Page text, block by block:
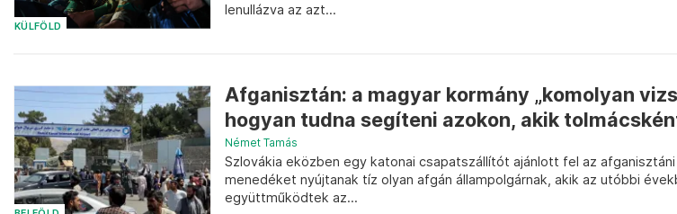
KÜLFÖLD
lenullázva az azt...
Afganisztán: a magyar kormány „komolyan
hogyan tudna segíteni azokon, akik
Német Tamás
Szlovákia eközben egy katonai csapatszállítót ajánlott fel az
menedéket nyújtanak tíz olyan afgán állampolgárnak, akik az utóbbi
együttműködtek az...